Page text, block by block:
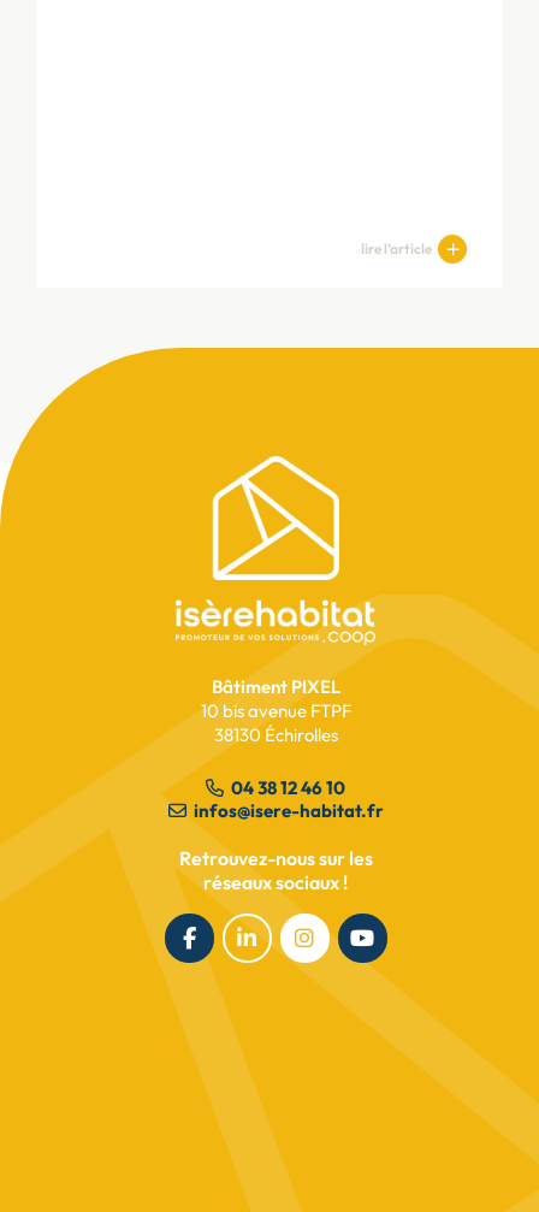
lire l’article
Fermeture de nos bureaux Isère
Avancement des travaux
Pied
de
page
Bâtiment PIXEL
10 bis avenue FTPF
38130 Échirolles
04 38 12 46 10
infos@isere-habitat.fr
Retrouvez-nous sur les
réseaux sociaux !